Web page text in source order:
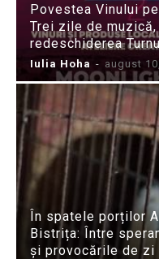
Povestea Vinului
Trei zile de
redeschiderea
Iulia Hoha - august
În spatele porților
Bistrița: Între
și provocările de zi